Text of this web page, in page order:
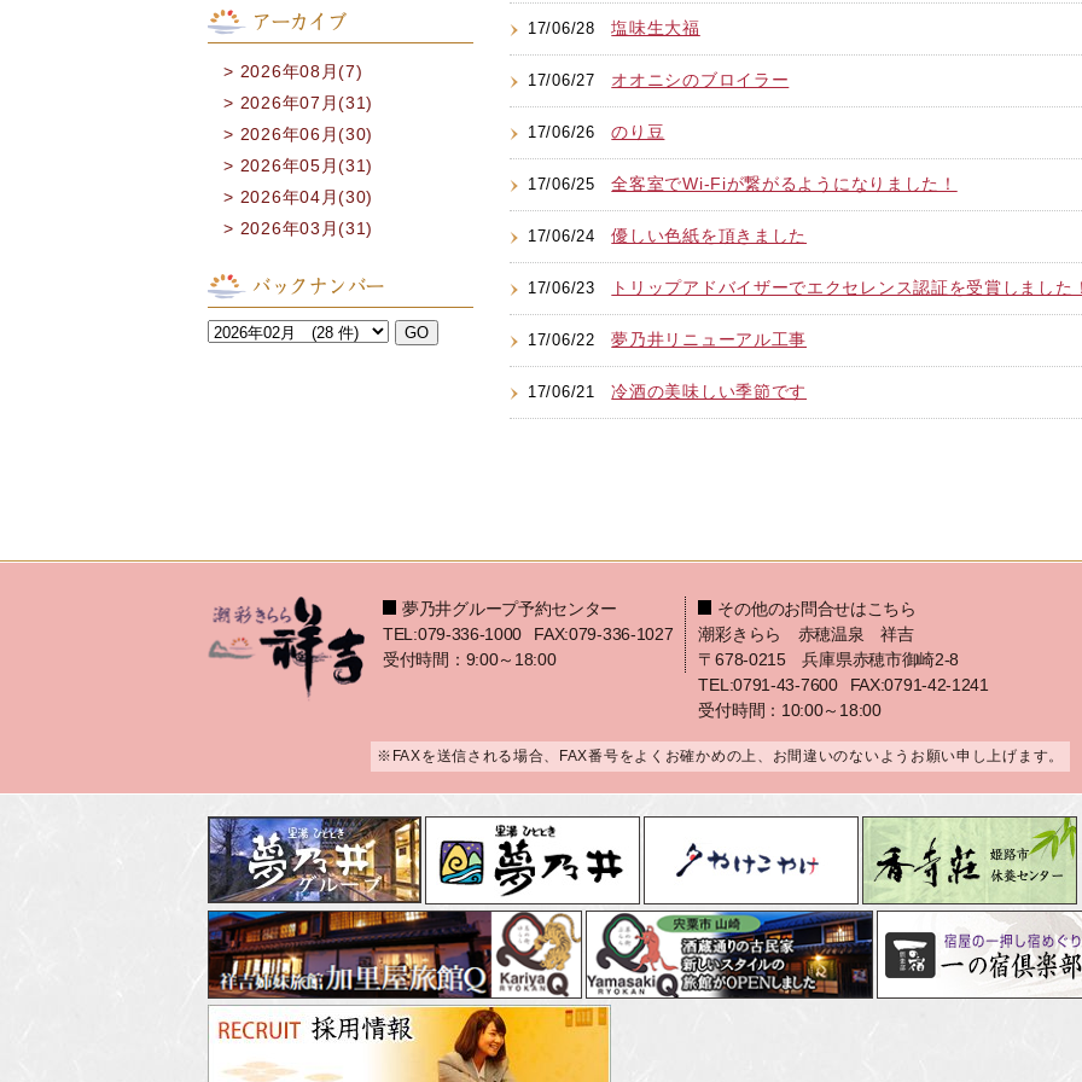
17/06/28塩味生大福
17/06/27 オオニシのブロイラー
17/06/26のり豆
17/06/25全客室でWi-Fiが繋がるようになりました！
17/06/24優しい色紙を頂きました
17/06/23 トリップアドバイザーでエクセレンス認証を受賞しました！
17/06/22夢乃井リニューアル工事
17/06/21冷酒の美味しい季節です
アーカイブ
2026年08月(7)
2026年07月(31)
2026年06月(30)
2026年05月(31)
2026年04月(30)
2026年03月(31)
バックナンバー
夢乃井グループ予約センター
TEL:079-336-1000
FAX:079-336-1027
受付時間：9:00～18:00
その他のお問合せはこちら
潮彩きらら 赤穂温泉 祥吉
〒678-0215 兵庫県赤穂市御崎2-8
TEL:0791-43-7600
FAX:0791-42-1241
受付時間：10:00～18:00
※FAXを送信される場合、FAX番号をよくお確かめの上、お間違いのないようお願い申し上げます。